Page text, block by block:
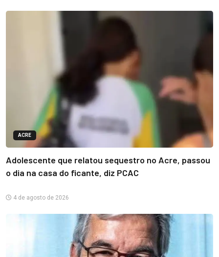
ACRE
Adolescente que relatou sequestro no Acre, passou
o dia na casa do ficante, diz PCAC
4 de agosto de 2026